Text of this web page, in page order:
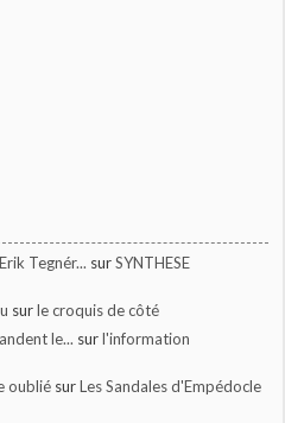
Tegnér... surSYNTHESE
surle croquis de côté
le... surl'information
oublié surLes Sandales d'Empédocle